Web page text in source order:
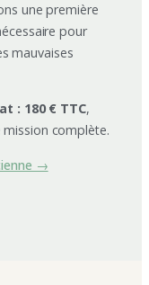
une première
pour
mauvaises
: 180 € TTC,
mission complète.
→